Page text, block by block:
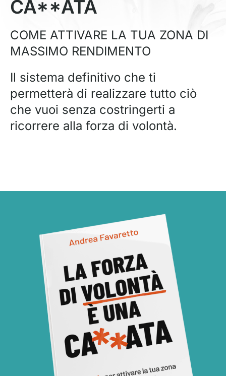
CA**ATA
COME ATTIVARE LA TUA ZONA DI
MASSIMO RENDIMENTO
Il sistema definitivo che ti
permetterà di realizzare tutto ciò
che vuoi senza costringerti a
ricorrere alla forza di volontà.